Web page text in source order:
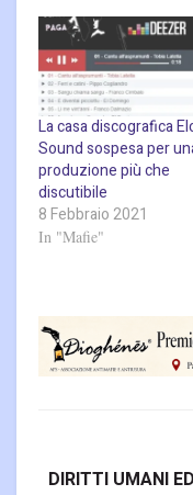
La casa discografica
Sound sospesa per
produzione più che
discutibile
8 Febbraio 2021
In "Mafie"
DIRITTI UMANI